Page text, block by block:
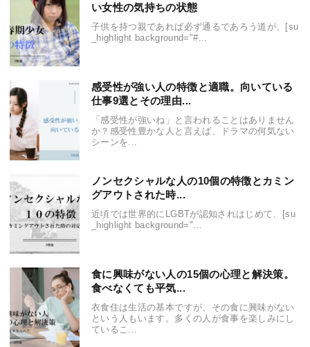
い女性の気持ちの状態
子供を持つ親であれば必ず通るであろう道が、[su
_highlight background="#...
感受性が強い人の特徴と適職。向いている
仕事9選とその理由...
「感受性が強いね」と言われることはありません
か？感受性豊かな人と言えば、ドラマの何気ない
シーンを...
ノンセクシャルな人の10個の特徴とカミン
グアウトされた時...
近頃では世界的にLGBTが認知されはじめて、[su
_highlight background="...
食に興味がない人の15個の心理と解決策。
食べなくても平気...
衣食住は生活の基本ですが、その食に興味がない
という人もいます。多くの人が食事を楽しみにし
ているこ...